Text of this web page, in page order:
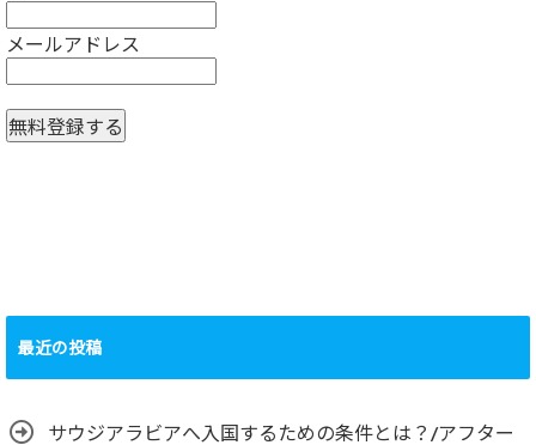
メールアドレス
最近の投稿
サウジアラビアへ入国するための条件とは？/アフター